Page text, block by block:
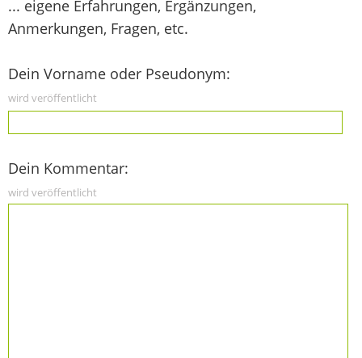
... eigene Erfahrungen, Ergänzungen,
Anmerkungen, Fragen, etc.
Dein Vorname oder Pseudonym:
wird veröffentlicht
Dein Kommentar:
wird veröffentlicht